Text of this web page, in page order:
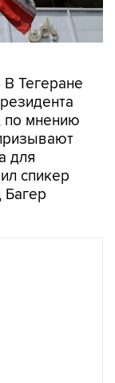
Тегеране
по мнению
для
спикер
об